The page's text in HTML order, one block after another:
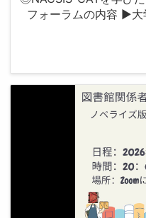
フォーラムの内容 ▶